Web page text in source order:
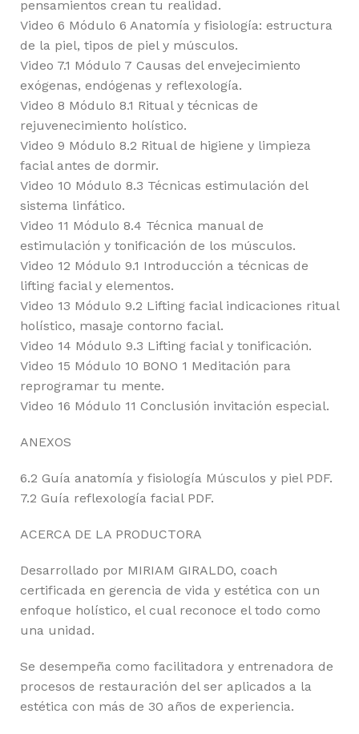
pensamientos crean tu realidad.
Video 6 Módulo 6 Anatomía y fisiología: estructura
de la piel, tipos de piel y músculos.
Video 7.1 Módulo 7 Causas del envejecimiento
exógenas, endógenas y reflexología.
Video 8 Módulo 8.1 Ritual y técnicas de
rejuvenecimiento holístico.
Video 9 Módulo 8.2 Ritual de higiene y limpieza
facial antes de dormir.
Video 10 Módulo 8.3 Técnicas estimulación del
sistema linfático.
Video 11 Módulo 8.4 Técnica manual de
estimulación y tonificación de los músculos.
Video 12 Módulo 9.1 Introducción a técnicas de
lifting facial y elementos.
Video 13 Módulo 9.2 Lifting facial indicaciones ritual
holístico, masaje contorno facial.
Video 14 Módulo 9.3 Lifting facial y tonificación.
Video 15 Módulo 10 BONO 1 Meditación para
reprogramar tu mente.
Video 16 Módulo 11 Conclusión invitación especial.
ANEXOS
6.2 Guía anatomía y fisiología Músculos y piel PDF.
7.2 Guía reflexología facial PDF.
ACERCA DE LA PRODUCTORA
Desarrollado por MIRIAM GIRALDO, coach
certificada en gerencia de vida y estética con un
enfoque holístico, el cual reconoce el todo como
una unidad.
Se desempeña como facilitadora y entrenadora de
procesos de restauración del ser aplicados a la
estética con más de 30 años de experiencia.